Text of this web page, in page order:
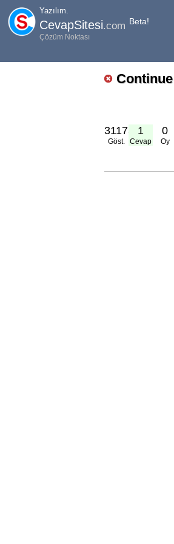
Yazılım.
CevapSitesi.com Beta!
Çözüm Noktası
Continue
31173
Göst.
1
Cevap
0
Oy